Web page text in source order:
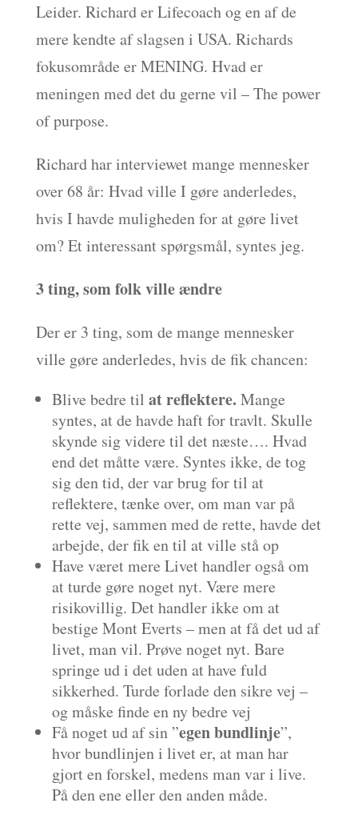
Leider. Richard er Lifecoach og en af de
mere kendte af slagsen i USA. Richards
fokusområde er MENING. Hvad er
meningen med det du gerne vil – The power
of purpose.
Richard har interviewet mange mennesker
over 68 år: Hvad ville I gøre anderledes,
hvis I havde muligheden for at gøre livet
om? Et interessant spørgsmål, syntes jeg.
3 ting, som folk ville ændre
Der er 3 ting, som de mange mennesker
ville gøre anderledes, hvis de fik chancen:
Blive bedre til at reflektere. Mange
syntes, at de havde haft for travlt. Skulle
skynde sig videre til det næste…. Hvad
end det måtte være. Syntes ikke, de tog
sig den tid, der var brug for til at
reflektere, tænke over, om man var på
rette vej, sammen med de rette, havde det
arbejde, der fik en til at ville stå op
Have været mere Livet handler også om
at turde gøre noget nyt. Være mere
risikovillig. Det handler ikke om at
bestige Mont Everts – men at få det ud af
livet, man vil. Prøve noget nyt. Bare
springe ud i det uden at have fuld
sikkerhed. Turde forlade den sikre vej –
og måske finde en ny bedre vej
Få noget ud af sin ”egen bundlinje”,
hvor bundlinjen i livet er, at man har
gjort en forskel, medens man var i live.
På den ene eller den anden måde.